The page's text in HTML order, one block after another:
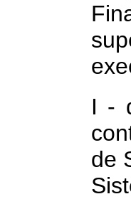
I -
de